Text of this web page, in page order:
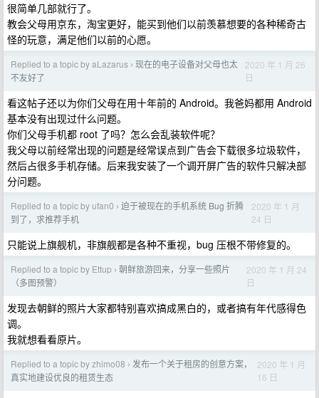
很简单几部就行了。
教会父母用京东，淘宝更好，能买到他们以前羡慕想要的各种稀奇古
怪的玩意，满足他们以前的心愿。
Replied to a topic by aLazarus › 现在的电子设备对父母也太
不友好了
2020 年 1 月 26
日
看这帖子还以为你们父母在用十年前的 Android。我爸妈都用 Android
基本没有出现过什么问题。
你们父母手机都 root 了吗？怎么会乱装软件呢？
我父母以前经常出现的问题是经常误点到广告会下载很多垃圾软件，
然后占很多手机存储。后来我安装了一个调开屏广告的软件只解决部
分问题。
Replied to a topic by ufan0 › 迫于被现在的手机系统 Bug 折腾
到了，求推荐手机
2020 年 1 月
24 日
只能说上旗舰机，非旗舰都是各种不重视，bug 压根不带修复的。
Replied to a topic by Ettup › 朝鲜旅游回来，分享一些照片
（多图预警）
2020 年 1 月 24
日
发现去朝鲜的照片大家都特别喜欢搞成黑白的，或者搞有年代感得色
调。
我就想看看原片。
Replied to a topic by zhimo08 › 发布一个关于租房的创意方案，
真实地建设优良的租赁生态
2020 年 1 月
16 日